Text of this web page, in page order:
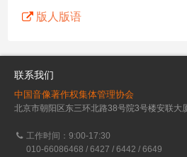
版人版语
联系我们
中国音像著作权集体管理协会
北京市朝阳区东三环北路38号院3号楼安联大
工作时间：9:00-17:30
010-66086468 / 6427 / 6442 / 6649